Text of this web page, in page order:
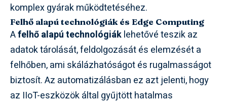
komplex gyárak működtetéséhez.
Felhő alapú technológiák és Edge Computing
Afelhő alapú technológiáklehetővé teszik az
adatok tárolását, feldolgozását és elemzését a
felhőben, ami skálázhatóságot és rugalmasságot
biztosít. Az automatizálásban ez azt jelenti, hogy
az IIoT-eszközök által gyűjtött hatalmas